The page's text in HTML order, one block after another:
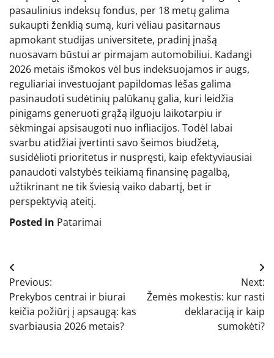
pasaulinius indeksų fondus, per 18 metų galima
sukaupti ženklią sumą, kuri vėliau pasitarnaus
apmokant studijas universitete, pradinį įnašą
nuosavam būstui ar pirmajam automobiliui. Kadangi
2026 metais išmokos vėl bus indeksuojamos ir augs,
reguliariai investuojant papildomas lėšas galima
pasinaudoti sudėtinių palūkanų galia, kuri leidžia
pinigams generuoti grąžą ilguoju laikotarpiu ir
sėkmingai apsisaugoti nuo infliacijos. Todėl labai
svarbu atidžiai įvertinti savo šeimos biudžetą,
susidėlioti prioritetus ir nuspręsti, kaip efektyviausiai
panaudoti valstybės teikiamą finansinę pagalbą,
užtikrinant ne tik šviesią vaiko dabartį, bet ir
perspektyvią ateitį.
Posted in Patarimai
Navigacija
tarp
įrašų
Previous:
Prekybos centrai ir biurai
keičia požiūrį į apsaugą: kas
svarbiausia 2026 metais?
Next:
Žemės mokestis: kur rasti
deklaraciją ir kaip
sumokėti?